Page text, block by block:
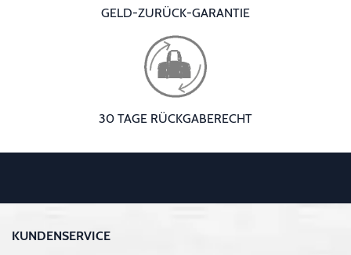
GELD-ZURÜCK-GARANTIE
30 TAGE RÜCKGABERECHT
KUNDENSERVICE